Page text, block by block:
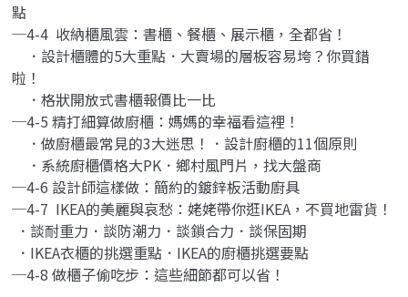
點
─4-4 收納櫃風雲：書櫃、餐櫃、展示櫃，全都省！
．設計櫃體的5大重點．大賣場的層板容易垮？你買錯
啦！
．格狀開放式書櫃報價比一比
─4-5 精打細算做廚櫃：媽媽的幸福看這裡！
．做廚櫃最常見的3大迷思！．設計廚櫃的11個原則
．系統廚櫃價格大PK．鄉村風門片，找大盤商
─4-6 設計師這樣做：簡約的鍍鋅板活動廚具
─4-7 IKEA的美麗與哀愁：姥姥帶你逛IKEA，不買地雷貨！
．談耐重力．談防潮力．談鎖合力．談保固期
．IKEA衣櫃的挑選重點．IKEA的廚櫃挑選要點
─4-8 做櫃子偷吃步：這些細節都可以省！